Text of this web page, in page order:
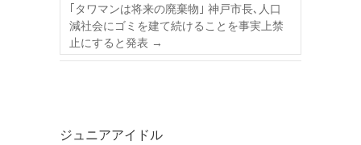
｢タワマンは将来の廃棄物｣ 神戸市長､人口
減社会にゴミを建て続けることを事実上禁
止にすると発表 →
ジュニアアイドル